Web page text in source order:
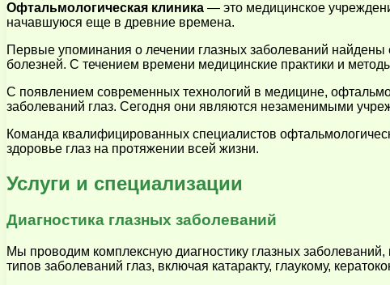
Офтальмологическая клиника — это медицинское
начавшуюся еще в древние времена.
Первые упоминания о лечении глазных заболеваний найдены
болезней. С течением времени медицинские практики и
С появлением современных технологий в медицине,
заболеваний глаз. Сегодня они являются незаменимыми
Команда квалифицированных специалистов
здоровье глаз на протяжении всей жизни.
Услуги и специализации
Диагностика глазных заболеваний
Мы проводим комплексную диагностику глазных
типов заболеваний глаз, включая катаракту, глаукому,